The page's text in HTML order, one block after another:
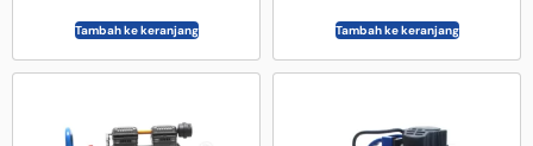
Tambah ke keranjang Tambah ke keranjang